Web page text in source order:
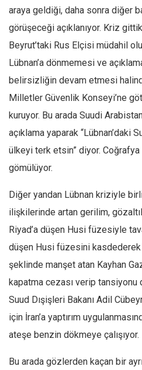
araya geldiği, daha sonra diğer
görüşeceği açıklanıyor. Kriz
Beyrut’taki Rus Elçisi müdahil
Lübnan’a dönmemesi ve
belirsizliğin devam etmesi
Milletler Güvenlik Konseyi’ne
kuruyor. Bu arada Suudi
açıklama yaparak “Lübnan’daki
ülkeyi terk etsin” diyor.
gömülüyor.
Diğer yandan Lübnan kriziyle
ilişkilerinde artan gerilim,
Riyad’a düşen Husi füzesiyle
düşen Husi füzesini kasdederek
şeklinde manşet atan Kayhan
kapatma cezası verip tansiyonu
Suud Dışişleri Bakanı Adil
için İran’a yaptırım
ateşe benzin dökmeye çalışıyor.
Bu arada gözlerden kaçan bir